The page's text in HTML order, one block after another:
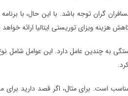
گران توجه باشد. با این حال، با
هزینه ویزای توریستی ایتالیا ارائه
بستگی به چندین عامل دارد. این عوامل
است. برای مثال، اگر قصد دارید برای